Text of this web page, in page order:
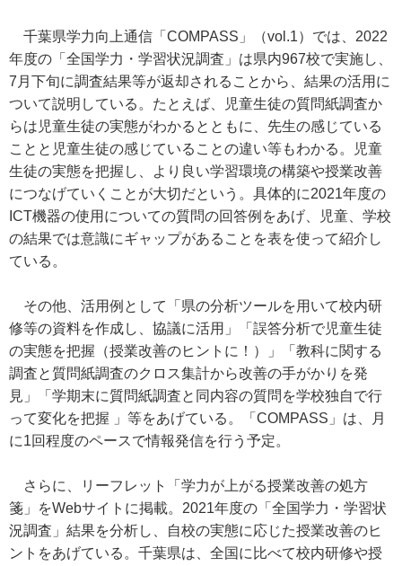
千葉県学力向上通信「COMPASS」（vol.1）では、2022
年度の「全国学力・学習状況調査」は県内967校で実施し、
7月下旬に調査結果等が返却されることから、結果の活用に
ついて説明している。たとえば、児童生徒の質問紙調査か
らは児童生徒の実態がわかるとともに、先生の感じている
ことと児童生徒の感じていることの違い等もわかる。児童
生徒の実態を把握し、より良い学習環境の構築や授業改善
につなげていくことが大切だという。具体的に2021年度の
ICT機器の使用についての質問の回答例をあげ、児童、学校
の結果では意識にギャップがあることを表を使って紹介し
ている。
その他、活用例として「県の分析ツールを用いて校内研
修等の資料を作成し、協議に活用」「誤答分析で児童生徒
の実態を把握（授業改善のヒントに！）」「教科に関する
調査と質問紙調査のクロス集計から改善の手がかりを発
見」「学期末に質問紙調査と同内容の質問を学校独自で行
って変化を把握 」等をあげている。「COMPASS」は、月
に1回程度のペースで情報発信を行う予定。
さらに、リーフレット「学力が上がる授業改善の処方
箋」をWebサイトに掲載。2021年度の「全国学力・学習状
況調査」結果を分析し、自校の実態に応じた授業改善のヒ
ントをあげている。千葉県は、全国に比べて校内研修や授